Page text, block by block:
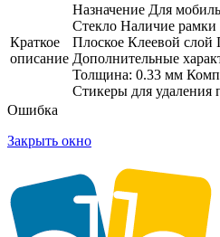
Краткое
описание
Назначение Для
Стекло Наличие
Плоское Клеевой слой
Дополнительные
Толщина: 0.33 мм
Стикеры для удаления
Ошибка
Закрыть окно